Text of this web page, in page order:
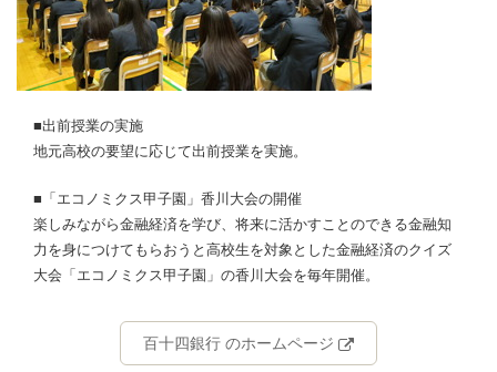
■出前授業の実施
地元高校の要望に応じて出前授業を実施。
■「エコノミクス甲子園」香川大会の開催
楽しみながら金融経済を学び、将来に活かすことのできる金融知
力を身につけてもらおうと高校生を対象とした金融経済のクイズ
大会「エコノミクス甲子園」の香川大会を毎年開催。
百十四銀行 のホームページ